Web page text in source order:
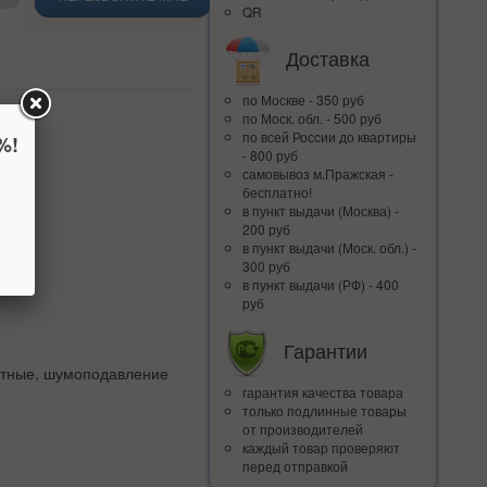
шумоподавление
QR
Доставка
по Москве - 350 руб
по Моск. обл. - 500 руб
по всей Росcии до квартиры
- 800 руб
самовывоз м.Пражская -
бесплатно!
в пункт выдачи (Москва) -
200 руб
в пункт выдачи (Моск. обл.) -
300 руб
в пункт выдачи (РФ) - 400
руб
Гарантии
гарантия качества товара
только подлинные товары
от производителей
каждый товар проверяют
перед отправкой